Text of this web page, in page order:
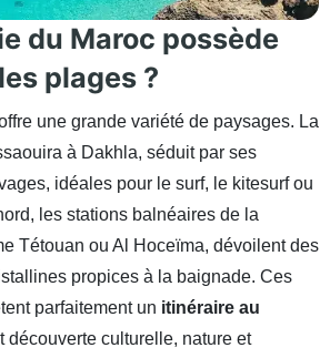
du Maroc possède
plages ?
une grande variété de paysages. La
à Dakhla, séduit par ses
idéales pour le surf, le kitesurf ou
les stations balnéaires de la
Tétouan ou Al Hoceïma, dévoilent des
propices à la baignade. Ces
parfaitement un itinéraire au
découverte culturelle, nature et